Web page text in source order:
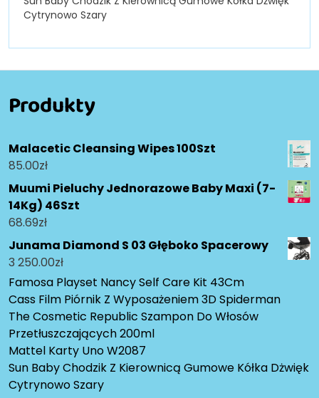
Cytrynowo Szary
Produkty
Malacetic Cleansing Wipes 100Szt
85.00zł
Muumi Pieluchy Jednorazowe Baby Maxi (7-
14Kg) 46Szt
68.69zł
Junama Diamond S 03 Głęboko Spacerowy
3 250.00zł
Famosa Playset Nancy Self Care Kit 43Cm
Cass Film Piórnik Z Wyposażeniem 3D Spiderman
The Cosmetic Republic Szampon Do Włosów
Przetłuszczających 200ml
Mattel Karty Uno W2087
Sun Baby Chodzik Z Kierownicą Gumowe Kółka Dżwięk
Cytrynowo Szary